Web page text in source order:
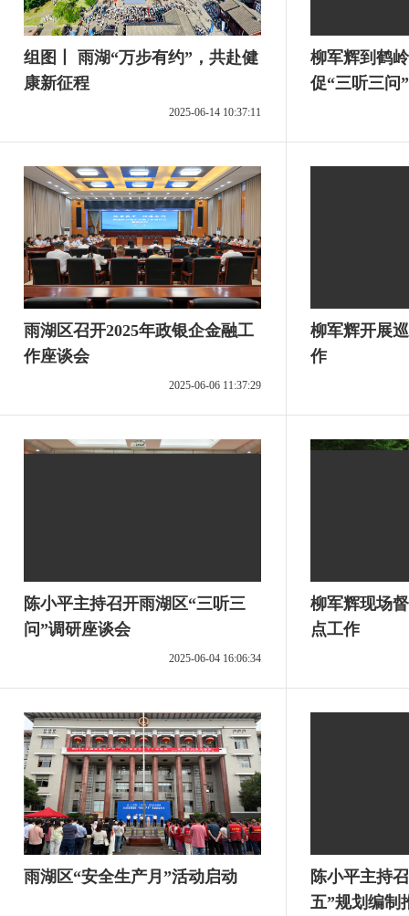
组图丨 雨湖“万步有约”，共赴健
康新征程
2025-06-14 10:37:11
柳军辉到鹤
促“三听三问
雨湖区召开2025年政银企金融工
作座谈会
2025-06-06 11:37:29
柳军辉开展
作
陈小平主持召开雨湖区“三听三
问”调研座谈会
2025-06-04 16:06:34
柳军辉现场
点工作
雨湖区“安全生产月”活动启动
陈小平主持
五”规划编制